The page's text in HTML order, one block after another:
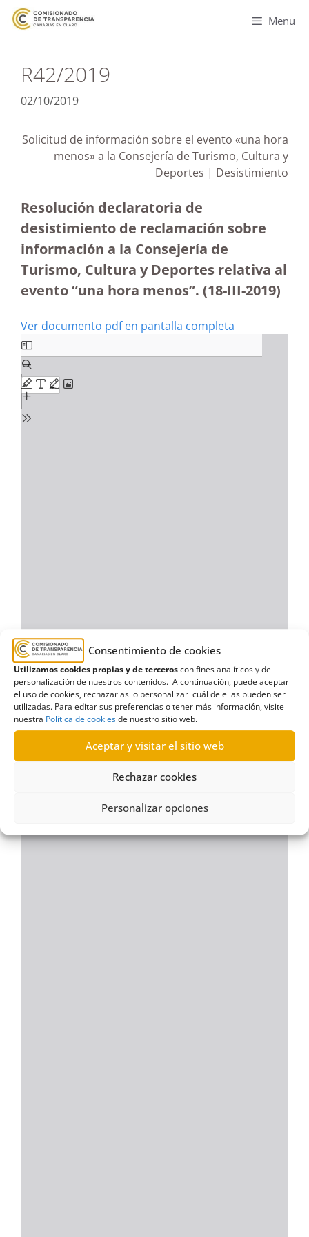
Consentimiento de cookies
Utilizamos cookies propias y de terceroscon fines analíticos y de
personalización de nuestros contenidos. A continuación, puede aceptar
el uso de cookies, rechazarlas o personalizar cuál de ellas pueden ser
utilizadas. Para editar sus preferencias o tener más información, visite
nuestra Política de cookiesde nuestro sitio web.
Aceptar y visitar el sitio web
Rechazar cookies
Personalizar opciones
Menu
R42/2019
02/10/2019
Solicitud de información sobre el evento «una hora
menos» a la Consejería de Turismo, Cultura y
Deportes | Desistimiento
Resolución declaratoria de
desistimiento de reclamación sobre
información a la Consejería de
Turismo, Cultura y Deportes relativa al
evento “una hora menos”. (18-III-2019)
Ver documento pdf en pantalla completa